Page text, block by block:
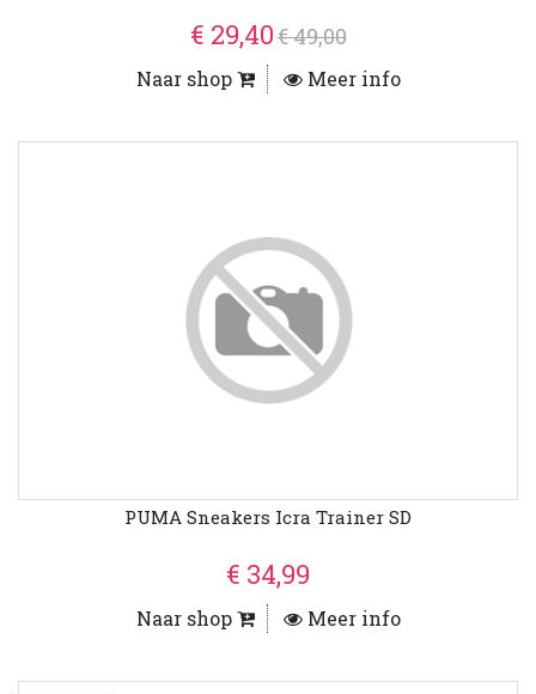
€ 29,40€ 49,00
Naar shop Meer info
PUMA Sneakers Icra Trainer SD
€ 34,99
Naar shop Meer info